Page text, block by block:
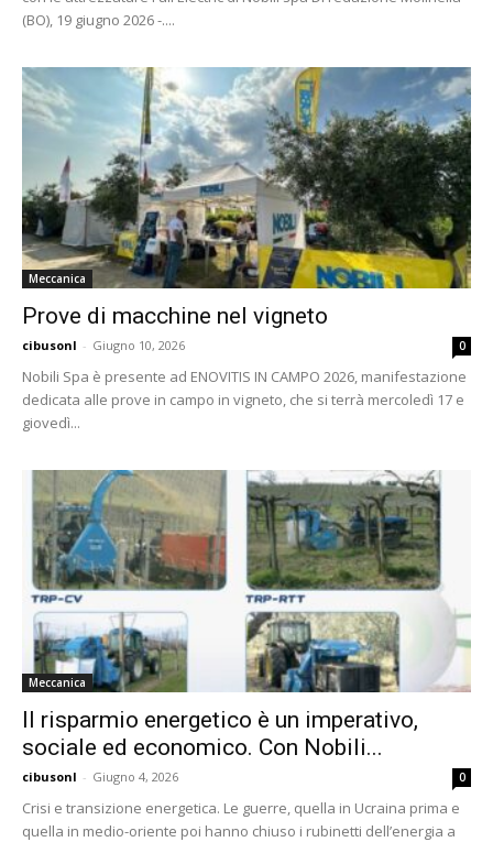
(BO), 19 giugno 2026 -....
Meccanica
Prove di macchine nel vigneto
cibusonl - Giugno 10, 2026 0
Nobili Spa è presente ad ENOVITIS IN CAMPO 2026, manifestazione
dedicata alle prove in campo in vigneto, che si terrà mercoledì 17 e
giovedì...
Meccanica
Il risparmio energetico è un imperativo,
sociale ed economico. Con Nobili...
cibusonl - Giugno 4, 2026 0
Crisi e transizione energetica. Le guerre, quella in Ucraina prima e
quella in medio-oriente poi hanno chiuso i rubinetti dell’energia a